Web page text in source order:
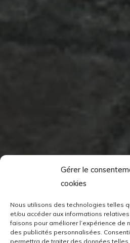
Gérer le
cookies
Nous utilisons des technologies telles
et/ou accéder aux informations
faisons pour améliorer l’expérience de
des publicités personnalisées.
permettra de traiter des données